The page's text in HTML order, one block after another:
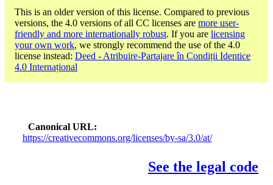
This is an older version of this license. Compared to previous
versions, the 4.0 versions of all CC licenses are more user-
friendly and more internationally robust. If you are licensing
your own work, we strongly recommend the use of the 4.0
license instead: Deed - Atribuire-Partajare în Condiții Identice
4.0 Internațional
Canonical URL
https://creativecommons.org/licenses/by-sa/3.0/at/
See the legal code